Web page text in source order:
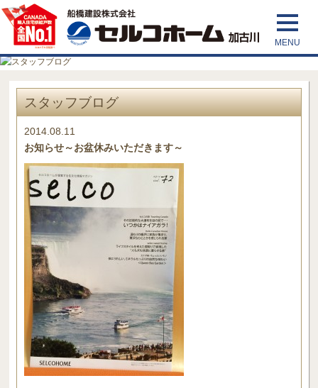
スタッフブログ
2014.08.11
お知らせ～お盆休みいただきます～